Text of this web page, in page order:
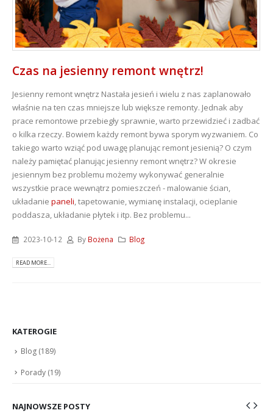
Czas na jesienny remont wnętrz!
Jesienny remont wnętrz Nastała jesień i wielu z nas zaplanowało
właśnie na ten czas mniejsze lub większe remonty. Jednak aby
prace remontowe przebiegły sprawnie, warto przewidzieć i zadbać
o kilka rzeczy. Bowiem każdy remont bywa sporym wyzwaniem. Co
takiego warto wziąć pod uwagę planując remont jesienią? O czym
należy pamiętać planując jesienny remont wnętrz? W okresie
jesiennym bez problemu możemy wykonywać generalnie
wszystkie prace wewnątrz pomieszczeń - malowanie ścian,
układanie paneli, tapetowanie, wymianę instalacji, ocieplanie
poddasza, układanie płytek i itp. Bez problemu...
2023-10-12 By Bożena Blog
READ MORE...
KATEROGIE
Blog (189)
Porady (19)
NAJNOWSZE POSTY